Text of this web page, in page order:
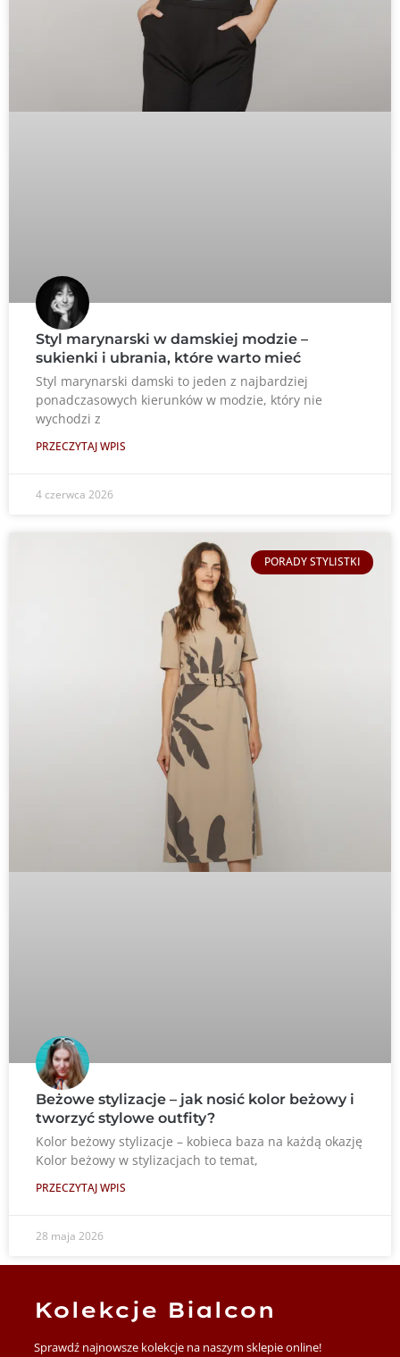
Styl marynarski w damskiej modzie –
sukienki i ubrania, które warto mieć
Styl marynarski damski to jeden z najbardziej
ponadczasowych kierunków w modzie, który nie
wychodzi z
PRZECZYTAJ WPIS
4 czerwca 2026
PORADY STYLISTKI
Beżowe stylizacje – jak nosić kolor beżowy i
tworzyć stylowe outfity?
Kolor beżowy stylizacje – kobieca baza na każdą okazję
Kolor beżowy w stylizacjach to temat,
PRZECZYTAJ WPIS
28 maja 2026
Kolekcje Bialcon
Sprawdź najnowsze kolekcje na naszym sklepie online!